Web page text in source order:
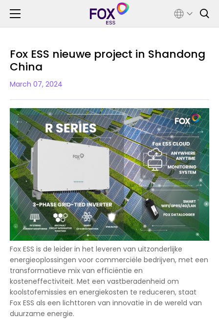
Fox ESS nieuwe project in Shandong
China
March 07, 2024
Fox ESS is de leider in het leveren van uitzonderlijke
energieoplossingen voor commerciële bedrijven, met een
transformatieve mix van efficiëntie en
kosteneffectiviteit. Met een vastberadenheid om
koolstofemissies en energiekosten te reduceren, staat
Fox ESS als een lichttoren van innovatie in de wereld van
duurzame energie.